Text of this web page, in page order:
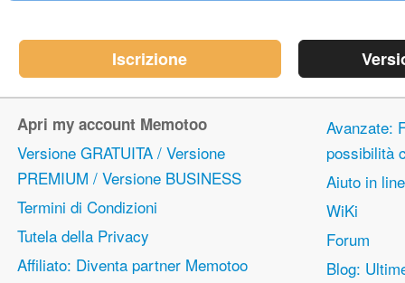
Iscrizione
Apri my account Memotoo
Versione GRATUITA / Versione
PREMIUM / Versione BUSINESS
Termini di Condizioni
Tutela della Privacy
Affiliato: Diventa partner Memotoo
Avanzate:
possibilità
Aiuto in
WiKi
Forum
Blog: